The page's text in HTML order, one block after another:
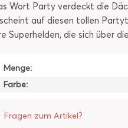
Wort Party verdeckt die
auf diesen tollen
Superhelden, die sich über
Menge:
Farbe:
Fragen zum Artikel?